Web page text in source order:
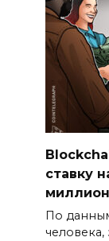
ставку
По